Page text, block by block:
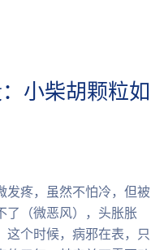
小柴胡颗粒如
发疼，虽然不怕冷，但被
了（微恶风），头胀胀
这个时候，病邪在表，只